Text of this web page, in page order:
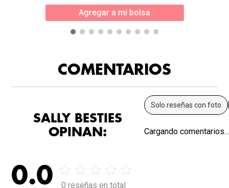
Agregar a mi bolsa
COMENTARIOS
SALLY BESTIES
OPINAN:
0.0 0 reseñas en total
Solo reseñas con foto
Cargando